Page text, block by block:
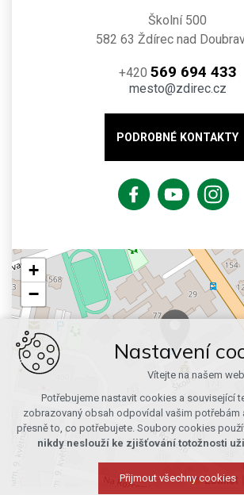
Školní 500
582 63 Ždírec nad
+420 569 694 433
mesto@zdirec.cz
PODROBNÉ KONTAKTY
+
−
Leaflet
Nastavení
Vítejte na našem
Potřebujeme nastavit cookies a související
zobrazovaný obsah odpovídal vašim potřebám
přesně to, co potřebujete. Soubory cookies
nikdy neslouží ke zjišťování totožnosti
Přijmout všechny cookies